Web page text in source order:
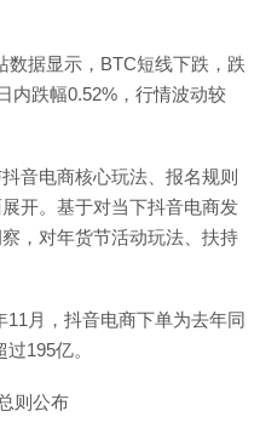
数据显示，BTC短线下跌，跌
内跌幅0.52%，行情波动较
音电商核心玩法、报名规则
开。基于对当下抖音电商发
，对年货节活动玩法、扶持
11月，抖音电商下单为去年同
195亿。
则公布